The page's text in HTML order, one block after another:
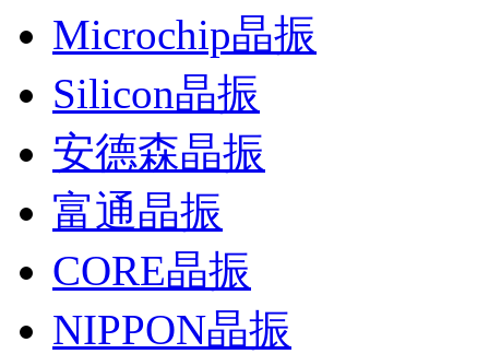
Microchip晶振
Silicon晶振
安德森晶振
富通晶振
CORE晶振
NIPPON晶振